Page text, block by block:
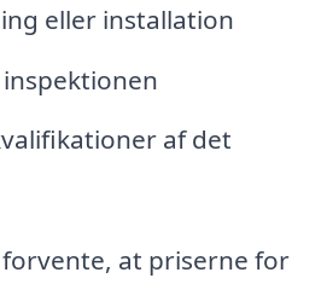
eller installation
af det
at priserne for